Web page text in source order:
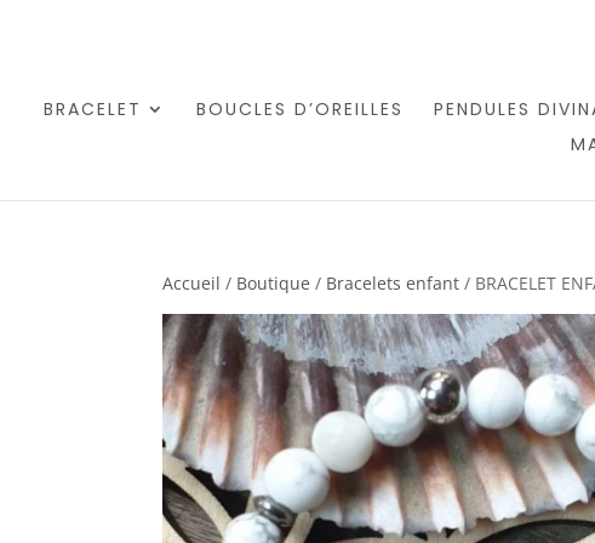
BRACELET BOUCLES D’OREILLES PENDULES
Accueil / Boutique / Bracelets enfant / BRACELET